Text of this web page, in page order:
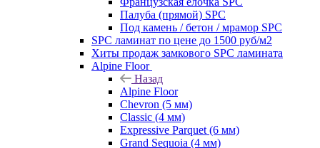
Палуба (прямой) SPC
Под камень / бетон / мрамор SPC
SPC ламинат по цене до 1500 руб/м2
Хиты продаж замкового SPC ламината
Alpine Floor
Назад
Alpine Floor
Chevron (5 мм)
Classic (4 мм)
Expressive Parquet (6 мм)
Grand Sequoia (4 мм)